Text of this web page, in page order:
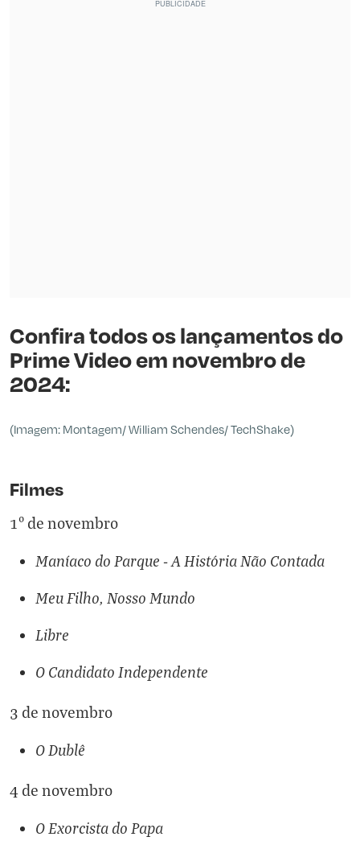
Confira todos os lançamentos do
Prime Video em novembro de
2024:
(Imagem: Montagem/ William Schendes/ TechShake)
Filmes
1º de novembro
Maníaco do Parque - A História Não Contada
Meu Filho, Nosso Mundo
Libre
O Candidato Independente
3 de novembro
O Dublê
4 de novembro
O Exorcista do Papa